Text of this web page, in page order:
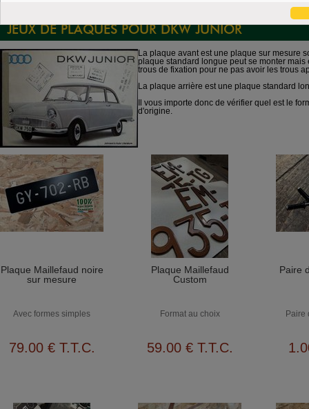
JEUX DE PLAQUES POUR DKW JUNIOR
La plaque avant est une plaque sur mesure
plaque standard longue peut se monter
trous de fixation pour ne pas avoir les trous
La plaque arrière est une plaque standard
Il vous importe donc de vérifier quel est le
d'origine.
Plaque Maillefaud noire
sur mesure
Avec formes simples
79.00 € T.T.C.
Plaque Maillefaud
Custom
Format au choix
59.00 € T.T.C.
Paire
Paire
1